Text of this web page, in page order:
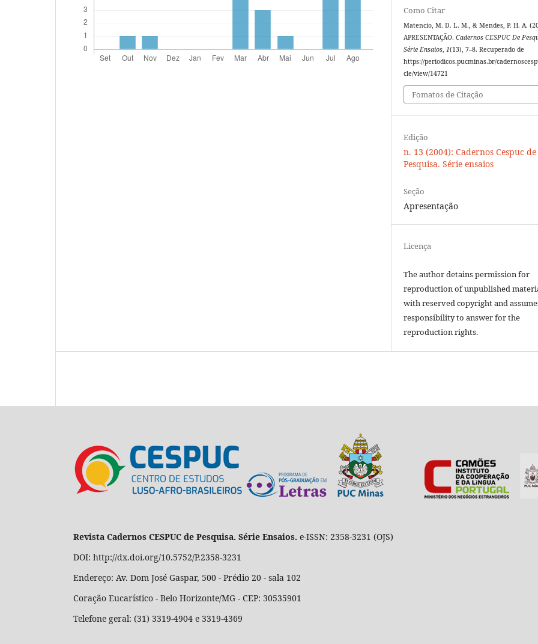
Como Citar
Matencio, M. D. L. M., & Mendes, P. H. A.
APRESENTAÇÃO.Cadernos CESPUC De
Série Ensaios 1(13), 7–8. Recuperado de
https://periodicos.pucminas.br/
cle/view/14721
Fomatos de Citação
Edição
n. 13 (2004): Cadernos Cespuc de
Pesquisa. Série ensaios
Seção
Apresentação
Licença
The author detains permission for
reproduction of unpublished
with reserved copyright and
responsibility to answer for the
reproduction rights.
Revista Cadernos CESPUC de Pesquisa. Série Ensaios. e-ISSN: 2358-3231 (OJS)
DOI: http://dx.doi.org/10.5752/P.2358-3231
Endereço: Av. Dom José Gaspar, 500 - Prédio 20 - sala 102
Coração Eucarístico - Belo Horizonte/MG - CEP: 30535901
Telefone geral: (31) 3319-4904 e 3319-4369